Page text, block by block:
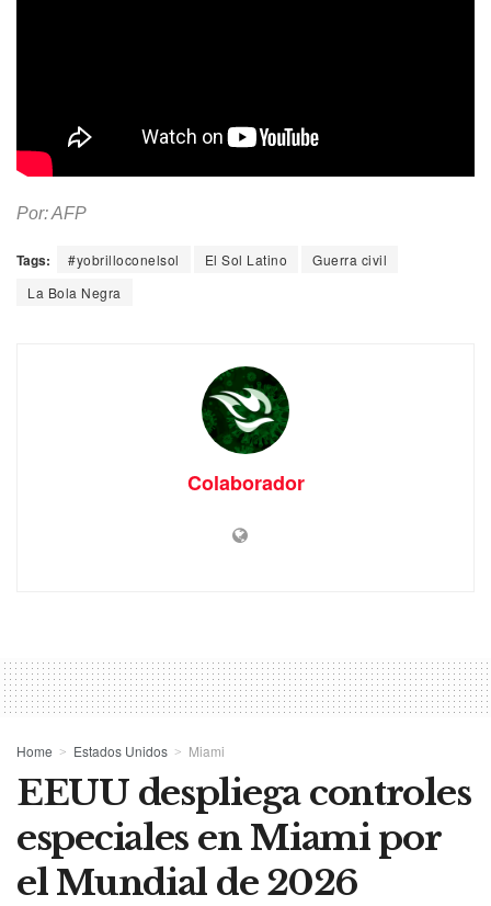
Por: AFP
Tags: #yobrilloconelsol El Sol Latino
Guerra civil
La Bola Negra
Colaborador
Home Estados Unidos Miami
EEUU despliega controles
especiales en Miami por
el Mundial de 2026